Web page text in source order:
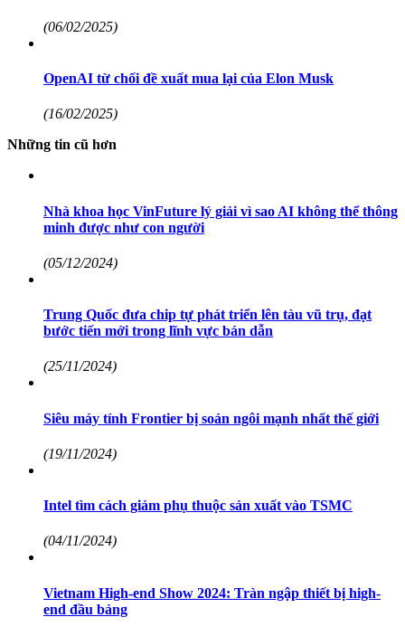
(06/02/2025)
OpenAI từ chối đề xuất mua lại của Elon Musk
(16/02/2025)
Những tin cũ hơn
Nhà khoa học VinFuture lý giải vì sao AI không thể thông
minh được như con người
(05/12/2024)
Trung Quốc đưa chip tự phát triển lên tàu vũ trụ, đạt
bước tiến mới trong lĩnh vực bán dẫn
(25/11/2024)
Siêu máy tính Frontier bị soán ngôi mạnh nhất thế giới
(19/11/2024)
Intel tìm cách giảm phụ thuộc sản xuất vào TSMC
(04/11/2024)
Vietnam High-end Show 2024: Tràn ngập thiết bị high-
end đầu bảng